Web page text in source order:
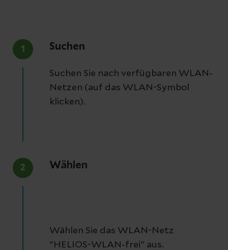
1 Suchen
Suchen Sie nach verfügbaren WLAN-
Netzen (auf das WLAN-Symbol
klicken).
2 Wählen
Wählen Sie das WLAN-Netz
"HELIOS-WLAN-frei" aus.